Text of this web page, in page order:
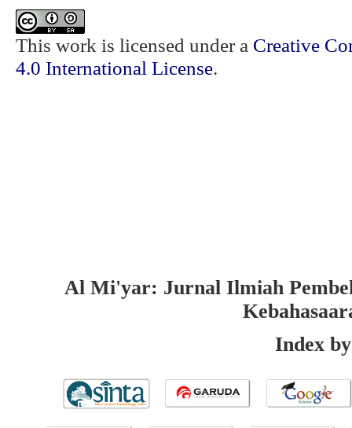
This work is licensed under a Creative
4.0 International License.
Al Mi'yar: Jurnal Ilmiah
Index by